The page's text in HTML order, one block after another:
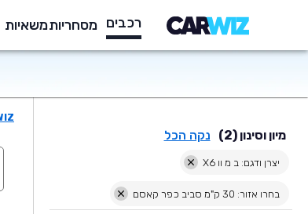
רכבים מסחריותמשאיות
מיון וסינון (2) נקה הכל
יצרן ודגם: ב מ וו X6
בחרו אזור: 30 ק"מ סביב כפר קאסם